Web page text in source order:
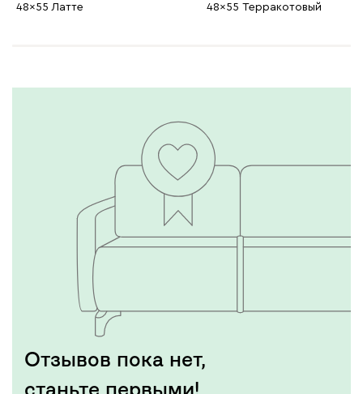
48x55 Латте
48x55 Терракотовый
Отзывов пока нет,
станьте первыми!